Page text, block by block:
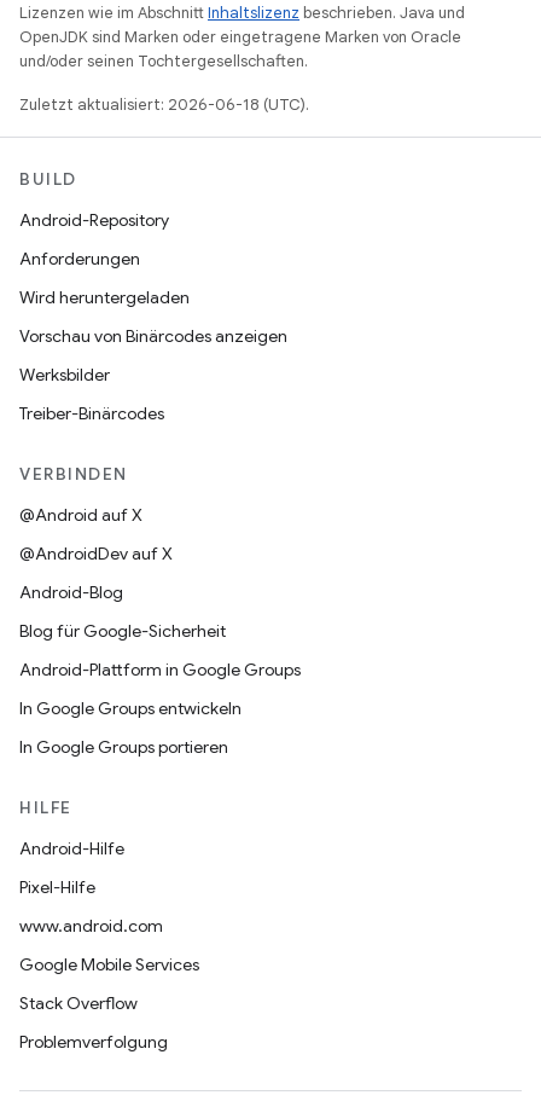
Lizenzen wie im AbschnittInhaltslizenz beschrieben. Java und
OpenJDK sind Marken oder eingetragene Marken von Oracle
und/oder seinen Tochtergesellschaften.
Zuletzt aktualisiert: 2026-06-18 (UTC).
BUILD
Android-Repository
Anforderungen
Wird heruntergeladen
Vorschau von Binärcodes anzeigen
Werksbilder
Treiber-Binärcodes
VERBINDEN
@Android auf X
@AndroidDev auf X
Android-Blog
Blog für Google-Sicherheit
Android-Plattform in Google Groups
In Google Groups entwickeln
In Google Groups portieren
HILFE
Android-Hilfe
Pixel-Hilfe
www.android.com
Google Mobile Services
Stack Overflow
Problemverfolgung